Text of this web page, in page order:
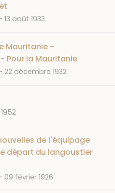
DATE
13 août 1933
Mauritanie -
Pour la Mauritanie
DATE
22 décembre 1932
de l'équipage
départ du langoustier
DATE
09 février 1926